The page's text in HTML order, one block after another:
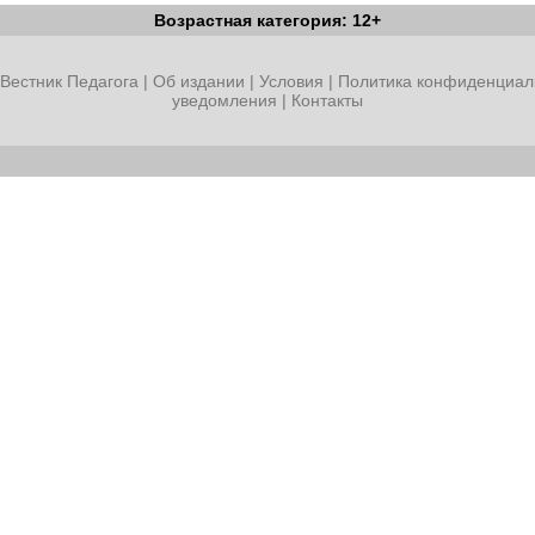
Возрастная категория: 12+
Вестник Педагога | Об издании | Условия | Политика
уведомления | Контакты